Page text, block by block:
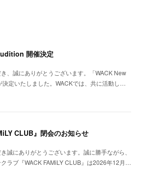
開催決定
、誠にありがとうございます。「WACK New
定いたしました。WACKでは、共に活動し…
CLUB』閉会のお知らせ
誠にありがとうございます。誠に勝手ながら、
ラブ『WACK FAMiLY CLUB』は2026年12月…